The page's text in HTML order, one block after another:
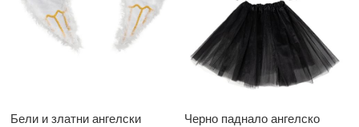
Бели и златни ангелски
Черно паднало ангелско